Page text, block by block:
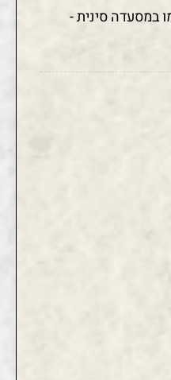
במסעדה סינית -